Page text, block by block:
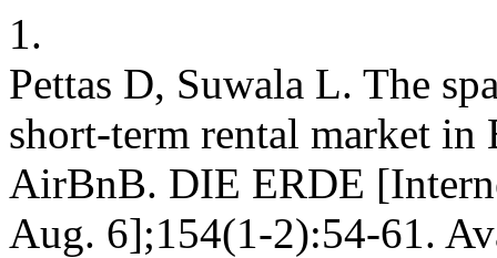
1.
Pettas D, Suwala L. The
short-term rental market
AirBnB. DIE ERDE
Aug. 6];154(1-2):54-61.